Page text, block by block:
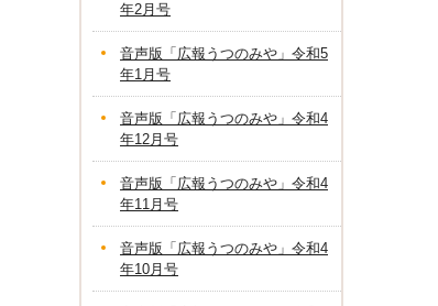
年2月号
音声版「広報うつのみや」令和5
年1月号
音声版「広報うつのみや」令和4
年12月号
音声版「広報うつのみや」令和4
年11月号
音声版「広報うつのみや」令和4
年10月号